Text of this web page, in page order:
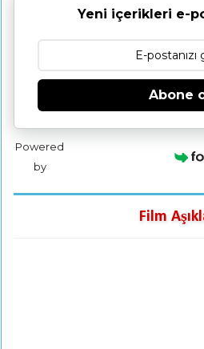
Yeni içerikleri e-
Abone
Powered
by
Film